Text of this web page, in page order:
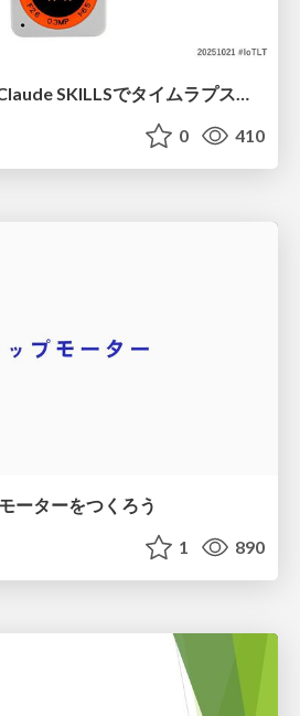
ATOMS3R-CAMとClaude SKILLSでタイムラプスチャレンジ #iotlt
0 410
ーターをつくろう
1 890